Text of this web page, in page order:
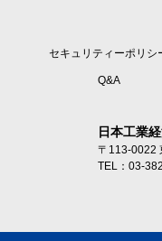
セキュリティーポリシ
Q&A
日本工業
〒113-0022
TEL：03-